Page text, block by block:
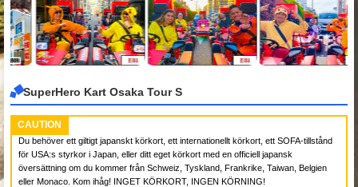
SuperHero Kart Osaka Tour S
CAUTION
Du behöver ett giltigt japanskt körkort, ett internationellt körkort, ett SOFA-tillstånd
för USA:s styrkor i Japan, eller ditt eget körkort med en officiell japansk
översättning om du kommer från Schweiz, Tyskland, Frankrike, Taiwan, Belgien
eller Monaco. Kom ihåg! INGET KÖRKORT, INGEN KÖRNING!